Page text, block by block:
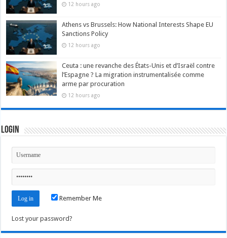
12 hours ago
Athens vs Brussels: How National Interests Shape EU
Sanctions Policy
12 hours ago
Ceuta : une revanche des États-Unis et d’Israël contre
l’Espagne ? La migration instrumentalisée comme
arme par procuration
12 hours ago
Login
Remember Me
Lost your password?